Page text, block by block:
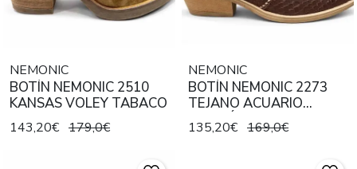
NEMONIC
BOTÍN NEMONIC 2510
KANSAS VOLEY TABACO
143,20€ 179,0€
NEMONIC
BOTÍN NEMONIC 2273
TEJANO ACUARIO
MARRÓN
135,20€ 169,0€